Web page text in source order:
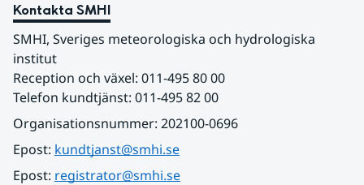
Kontakta SMHI
SMHI, Sveriges meteorologiska och hydrologiska
institut
Reception och växel: 011-495 80 00
Telefon kundtjänst: 011-495 82 00
Organisationsnummer: 202100-0696
Epost: kundtjanst@smhi.se
Epost: registrator@smhi.se